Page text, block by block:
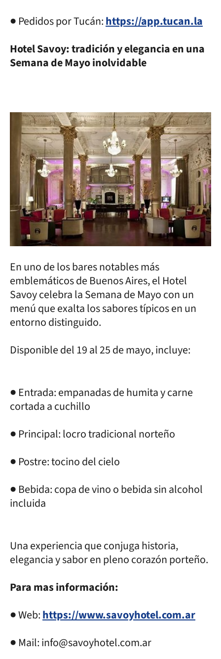
● Pedidos por Tucán:https://app.tucan.la
Hotel Savoy: tradición y elegancia en una
Semana de Mayo inolvidable
En uno de los bares notables más
emblemáticos de Buenos Aires, el Hotel
Savoy celebra la Semana de Mayo con un
menú que exalta los sabores típicos en un
entorno distinguido.
Disponible del 19 al 25 de mayo, incluye:
● Entrada: empanadas de humita y carne
cortada a cuchillo
● Principal: locro tradicional norteño
● Postre: tocino del cielo
● Bebida: copa de vino o bebida sin alcohol
incluida
Una experiencia que conjuga historia,
elegancia y sabor en pleno corazón porteño.
Para mas información:
● Web:https://www.savoyhotel.com.ar
● Mail: info@savoyhotel.com.ar